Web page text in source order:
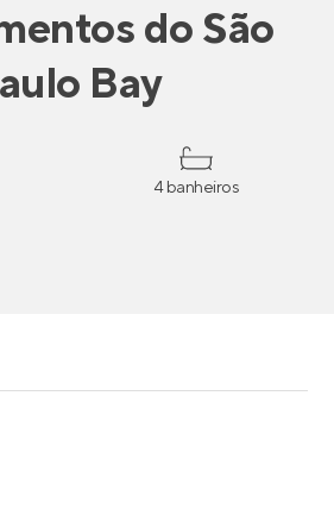
doSão
Bay
4 banheiros